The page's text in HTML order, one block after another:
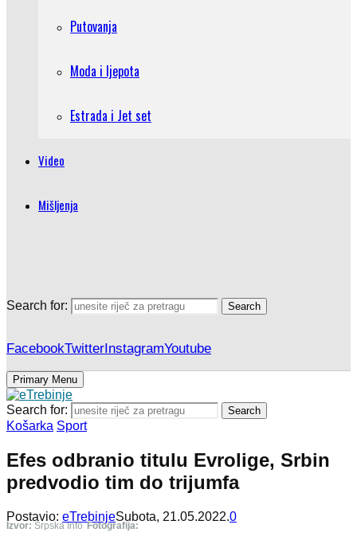
Putovanja
Moda i ljepota
Estrada i Jet set
Video
Mišljenja
Search for: Search
FacebookTwitterInstagramYoutube
Primary Menu
Search for: Search
Košarka Sport
Efes odbranio titulu Evrolige, Srbin
predvodio tim do trijumfa
Postavio: eTrebinjeSubota, 21.05.2022.0
Izvor: Srpska Info Fotografija: